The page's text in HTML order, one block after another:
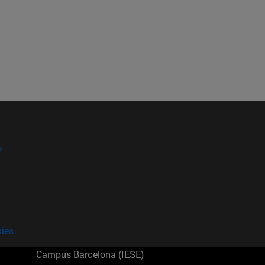
Campus Barcelona (IESE)